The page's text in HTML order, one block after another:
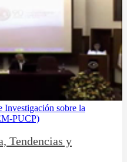
Investigación sobre la
PUCP)
Tendencias y